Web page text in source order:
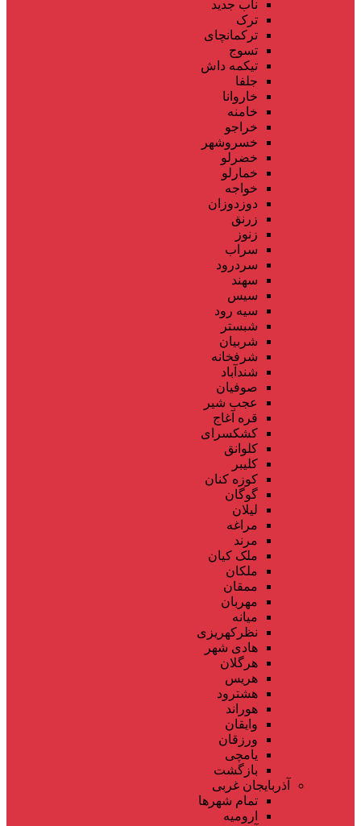
ناب جدید
ترک
ترکمانچای
تسوج
تیکمه داش
جلفا
خاروانا
خامنه
خراجو
خسروشهر
خضرلو
خمارلو
خواجه
دوزدوزان
زرنق
زنوز
سراب
سردرود
سهند
سیس
سیه رود
شبستر
شربیان
شرفخانه
شندآباد
صوفیان
عجب شیر
قره آغاج
کشکسرای
کلوانق
کلیبر
کوزه کنان
گوگان
لیلان
مراغه
مرند
ملک کیان
ملکان
ممقان
مهربان
میانه
نظرکهریزی
هادی شهر
هرگلان
هریس
هشترود
هوراند
وایقان
ورزقان
یامچی
بازگشت
آذربایجان غربی
تمام شهر‌ها
ارومیه